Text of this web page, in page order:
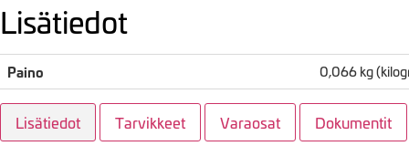
Lisätiedot
Paino 0,066 kg
Lisätiedot Tarvikkeet Varaosat Dokumentit